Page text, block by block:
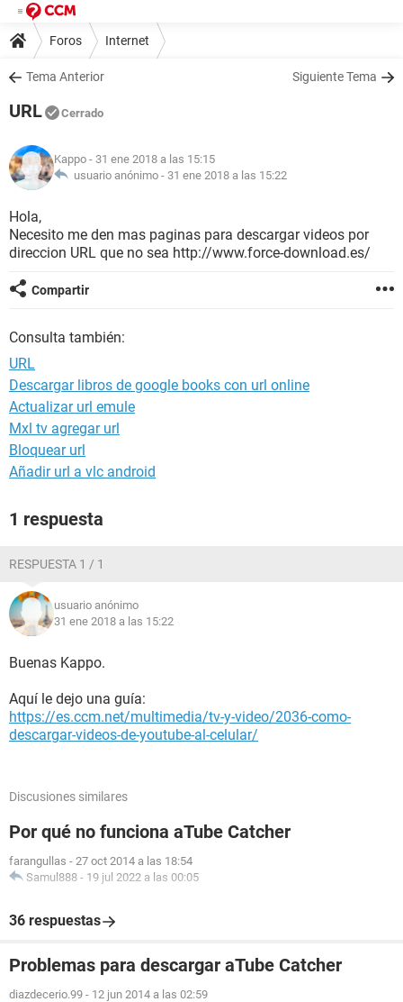
Foros Internet
Tema Anterior Siguiente Tema
URL Cerrado
Kappo - 31 ene 2018 a las 15:15
usuario anónimo - 31 ene 2018 a las 15:22
Hola,
Necesito me den mas paginas para descargar videos por
direccion URL que no sea http://www.force-download.es/
Compartir
Consulta también:
URL
Descargar libros de google books con url online
Actualizar url emule
Mxl tv agregar url
Bloquear url
Añadir url a vlc android
1 respuesta
RESPUESTA 1 / 1
usuario anónimo
31 ene 2018 a las 15:22
Buenas Kappo.
Aquí le dejo una guía:
https://es.ccm.net/multimedia/tv-y-video/2036-como-
descargar-videos-de-youtube-al-celular/
Discusiones similares
Por qué no funciona aTube Catcher
farangullas - 27 oct 2014 a las 18:54
Samul888 - 19 jul 2022 a las 00:05
36 respuestas
Problemas para descargar aTube Catcher
diazdecerio.99 - 12 jun 2014 a las 02:59